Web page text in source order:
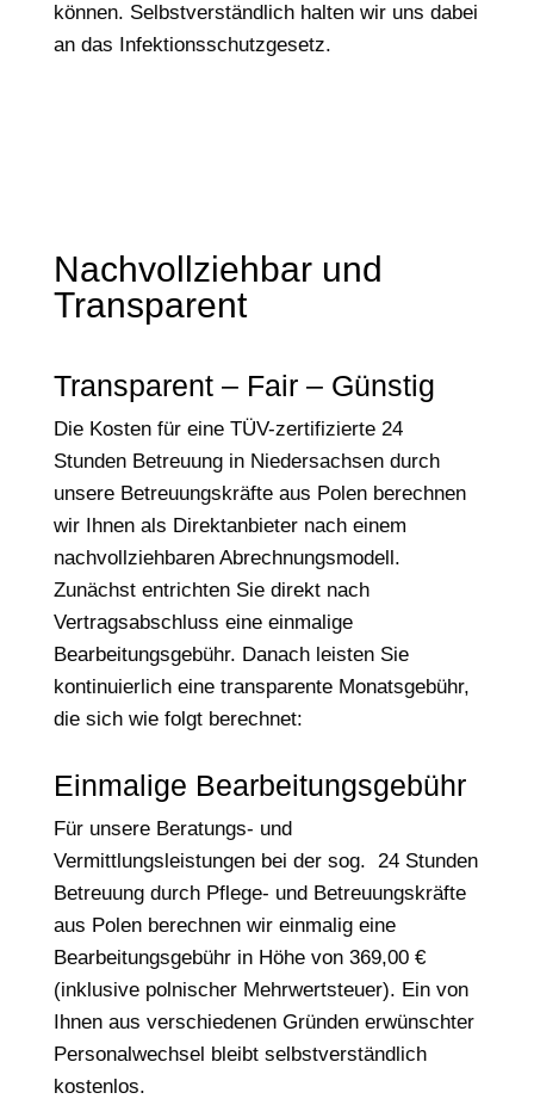
können. Selbstverständlich halten wir uns dabei
an das Infektionsschutzgesetz.
Nachvollziehbar und
Transparent
Transparent – Fair – Günstig
Die Kosten für eine TÜV-zertifizierte 24
Stunden Betreuung in Niedersachsen durch
unsere Betreuungskräfte aus Polen berechnen
wir Ihnen als Direktanbieter nach einem
nachvollziehbaren Abrechnungsmodell.
Zunächst entrichten Sie direkt nach
Vertragsabschluss eine einmalige
Bearbeitungsgebühr. Danach leisten Sie
kontinuierlich eine transparente Monatsgebühr,
die sich wie folgt berechnet:
Einmalige Bearbeitungsgebühr
Für unsere Beratungs- und
Vermittlungsleistungen bei der sog. 24 Stunden
Betreuung durch Pflege- und Betreuungskräfte
aus Polen berechnen wir einmalig eine
Bearbeitungsgebühr in Höhe von 369,00 €
(inklusive polnischer Mehrwertsteuer). Ein von
Ihnen aus verschiedenen Gründen erwünschter
Personalwechsel bleibt selbstverständlich
kostenlos.